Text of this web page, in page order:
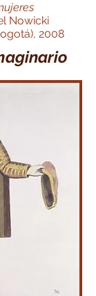
Nowicki
2008